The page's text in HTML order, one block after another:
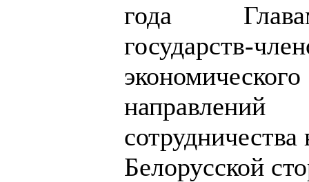
года
государств-
Белорусской